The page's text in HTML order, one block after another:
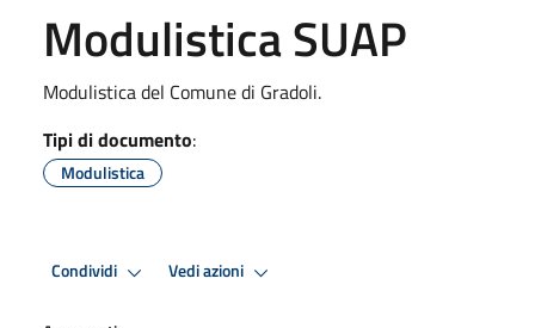
Modulistica SUAP
Modulistica del Comune di Gradoli.
Tipi di documento:
Modulistica
Condividi Vedi azioni